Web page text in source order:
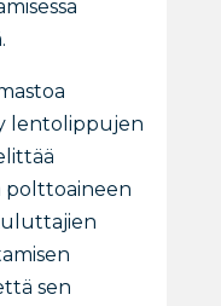
lentolippujen
polttoaineen
sen